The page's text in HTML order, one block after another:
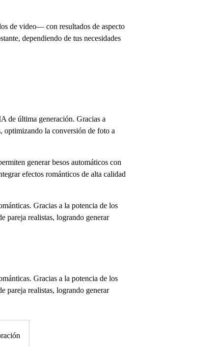
de video— con resultados de aspecto
dependiendo de tus necesidades
de última generación. Gracias a
optimizando la conversión de foto a
generar besos automáticos con
efectos románticos de alta calidad
Gracias a la potencia de los
pareja realistas, logrando generar
Gracias a la potencia de los
pareja realistas, logrando generar